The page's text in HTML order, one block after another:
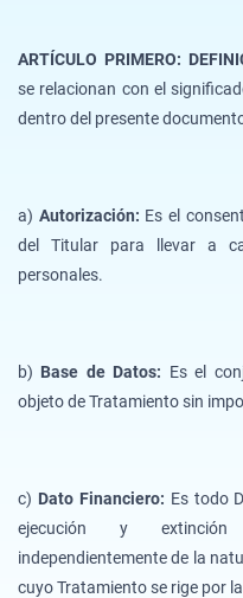
ARTÍCULO PRIMERO:
se relacionan con el
dentro del presente
a) Autorización: Es el
del Titular para llevar a
personales.
b) Base de Datos: Es el
objeto de Tratamiento sin
c) Dato Financiero: Es todo
ejecución y extinción
independientemente de la
cuyo Tratamiento se rige por